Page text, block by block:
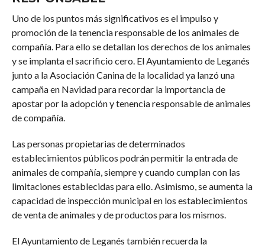
Uno de los puntos más significativos es el impulso y
promoción de la tenencia responsable de los animales de
compañía. Para ello se detallan los derechos de los animales
y se implanta el sacrificio cero. El Ayuntamiento de Leganés
junto a la Asociación Canina de la localidad ya lanzó una
campaña en Navidad para recordar la importancia de
apostar por la adopción y tenencia responsable de animales
de compañía.
Las personas propietarias de determinados
establecimientos públicos podrán permitir la entrada de
animales de compañía, siempre y cuando cumplan con las
limitaciones establecidas para ello. Asimismo, se aumenta la
capacidad de inspección municipal en los establecimientos
de venta de animales y de productos para los mismos.
El Ayuntamiento de Leganés también recuerda la